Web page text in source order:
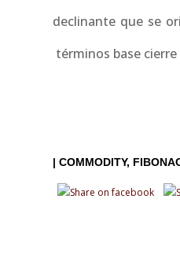
declinante que se
términos base
|COMMODITY